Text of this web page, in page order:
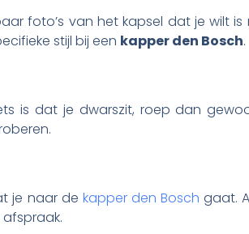
foto’s van het kapsel dat je wilt
stijl bij een kapper den Bosch.
is dat je dwarszit, roep dan
je naar de kapper den Bosch gaat.